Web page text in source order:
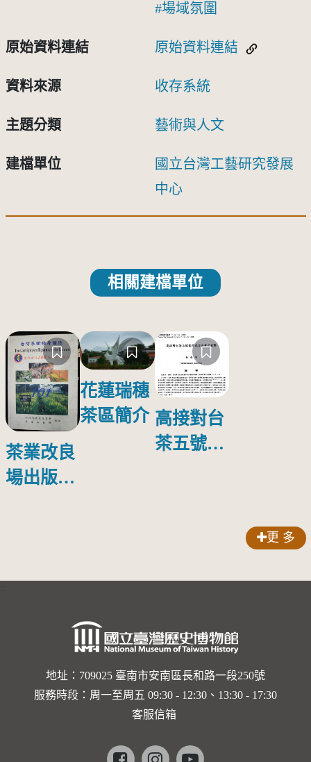
場域氛圍
原始資料連結 原始資料連結
資料來源 收存系統
主題分類 藝術與人文
建檔單位
國立台灣工藝研究發展
中心
相關建檔單位
茶業改良
場出版第
樹種原圖
花蓮瑞穗
茶區簡介 高接對台
茶五號葉
更 多
地址：709025 臺南市安南區長和路一段250號
服務時段：周一至周五 09:30 - 12:30、13:30 - 17:30
客服信箱
Facebookinstagramyoutube